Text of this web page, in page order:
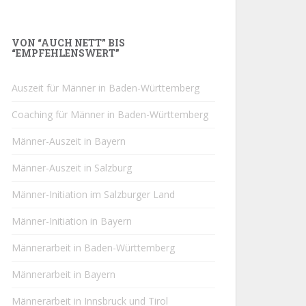
VON “AUCH NETT” BIS
“EMPFEHLENSWERT”
Auszeit für Männer in Baden-Württemberg
Coaching für Männer in Baden-Württemberg
Männer-Auszeit in Bayern
Männer-Auszeit in Salzburg
Männer-Initiation im Salzburger Land
Männer-Initiation in Bayern
Männerarbeit in Baden-Württemberg
Männerarbeit in Bayern
Männerarbeit in Innsbruck und Tirol